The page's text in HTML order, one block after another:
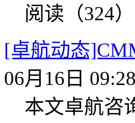
阅读（324）
[卓航动态
06月16日 09:28
本文卓航咨